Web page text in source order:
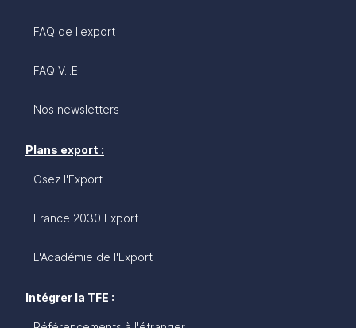
FAQ de l'export
FAQ V.I.E
Nos newsletters
Plans export :
Osez l'Export
France 2030 Export
L'Académie de l'Export
Intégrer la TFE :